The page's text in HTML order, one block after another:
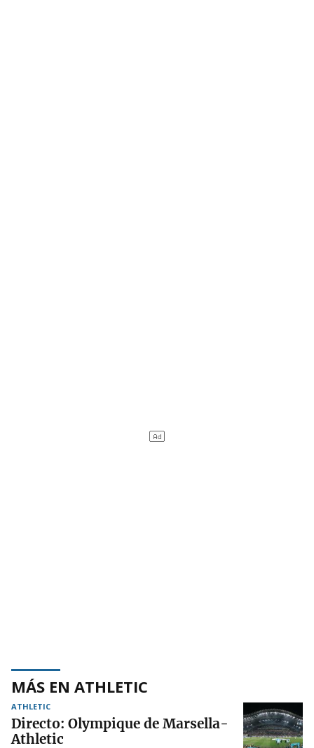
MÁS EN ATHLETIC
ATHLETIC
Directo: Olympique de Marsella-
Athletic